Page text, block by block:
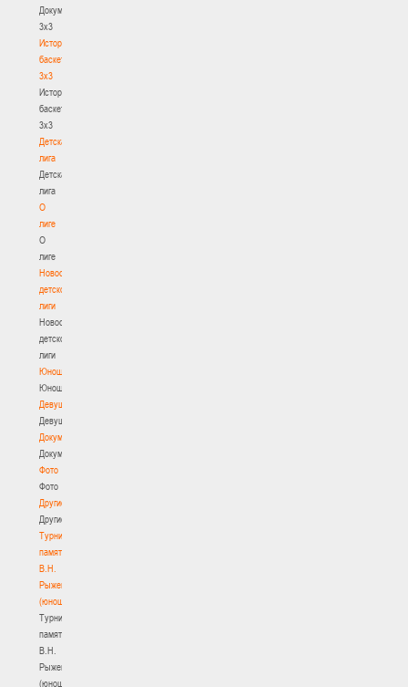
Документы
3х3
История
баскетбола
3х3
История
баскетбола
3х3
Детская
лига
Детская
лига
О
лиге
О
лиге
Новости
детской
лиги
Новости
детской
лиги
Юноши
Юноши
Девушки
Девушки
Документы
Документы
Фото
Фото
Другие
Другие
Турнир
памяти
В.Н.
Рыженкова
(юноши)
Турнир
памяти
В.Н.
Рыженкова
(юноши)